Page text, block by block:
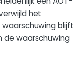
het
blijft
de waarschuwing